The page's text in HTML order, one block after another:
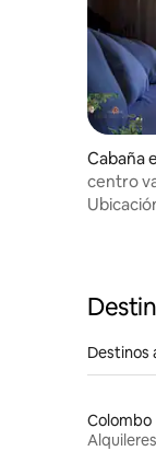
Cabaña
centro
Peak
Destinos
Colombo